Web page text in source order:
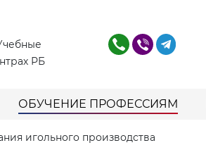
РБ
ОБУЧЕНИЕ ПРОФЕССИЯМ
игольного производства